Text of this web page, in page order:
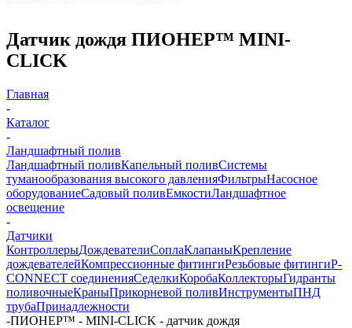
Датчик дождя ПИОНЕР™ MINI-
CLICK
Главная
-
Каталог
-
Ландшафтный полив
Ландшафтный поливКапельный поливСистемы
туманообразования высокого давленияФильтрыНасосное
оборудованиеСадовый поливЕмкостиЛандшафтное
освещение
-
Датчики
КонтроллерыДождевателиСоплаКлапаныКрепление
дождевателейКомпрессионные фитингиРезьбовые фитингиP-
CONNECT соединенияСеделкиКоробаКоллекторыГидранты
поливочныеКраныПрикорневой поливИнструментыПНД
трубаПринадлежности
-ПИОНЕР™ - MINI-CLICK - датчик дождя